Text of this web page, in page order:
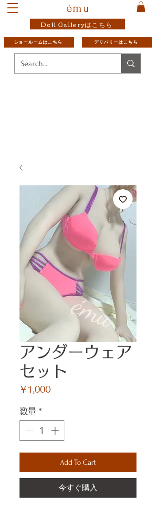
ému
Doll Galleryはこちら
ショールームはこちら デリバリーはこちら
アンダーウェア
セット
￥1,000価
数量 *
Add To Cart
今すぐ購入